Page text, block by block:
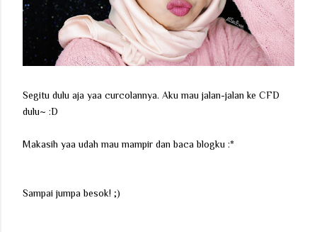
Segitu dulu aja yaa curcolannya. Aku mau jalan-jalan ke CFD
dulu~ :D
Makasih yaa udah mau mampir dan baca blogku :*
Sampai jumpa besok! ;)